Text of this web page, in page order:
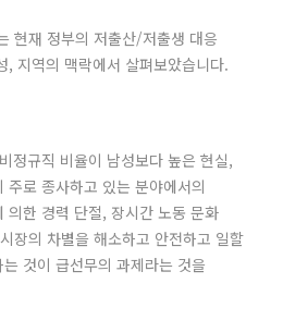
현재 정부의 저출산/저출생 대응
, 지역의 맥락에서 살펴보았습니다.
정규직 비율이 남성보다 높은 현실,
로 종사하고 있는 분야에서의
의한 경력 단절, 장시간 노동 문화
장의 차별을 해소하고 안전하고 일할
것이 급선무의 과제라는 것을